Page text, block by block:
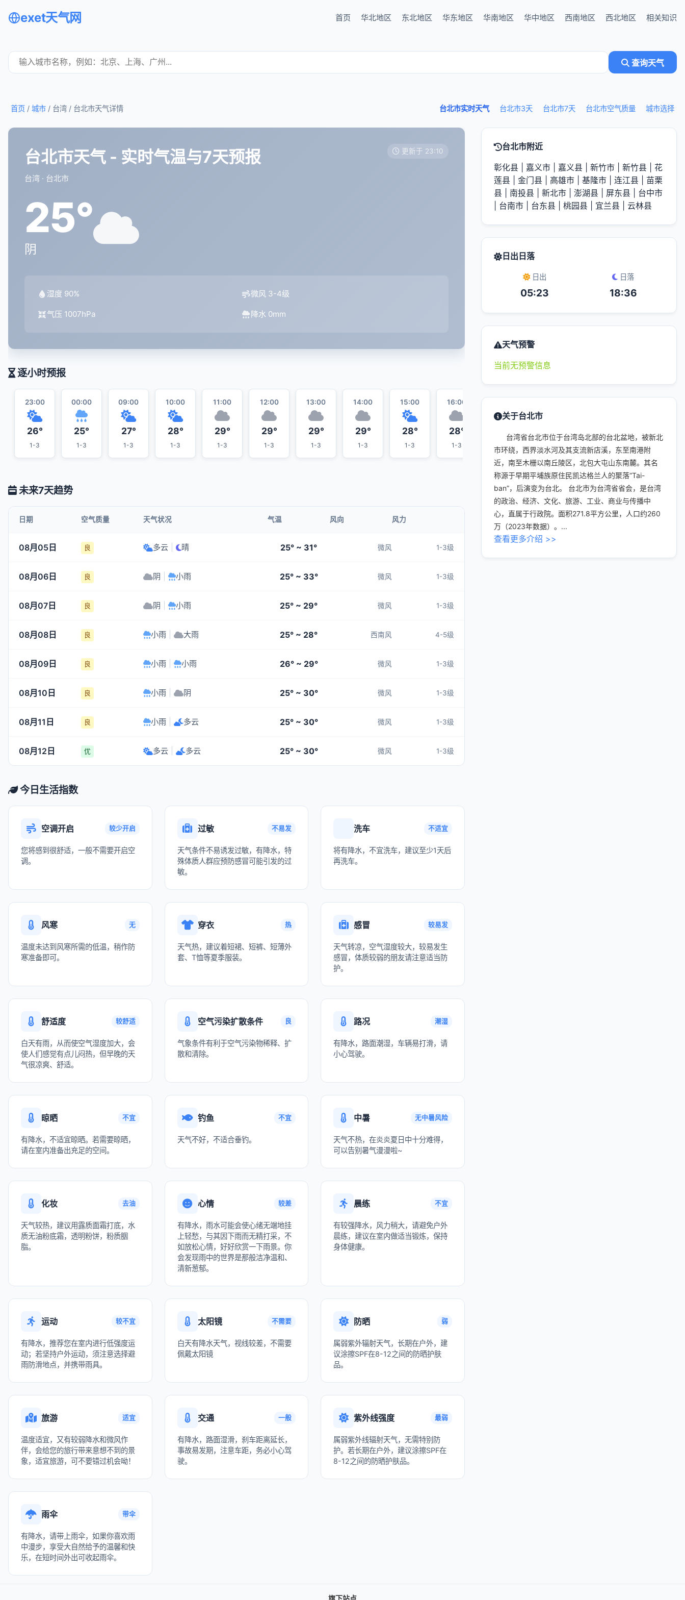
exet天气网 首页 华北地区 东北地区 华东地区 华南地区 华中地区 西南地区 西北地区 相关知识
查询天气
台北市实时天气 台北市3天 台北市7天 台北市空气质量 城市选择
首页 / 城市 / 台湾 / 台北市天气详情
台北市天气 - 实时气温与7天预报
台湾 · 台北市
更新于 23:10
25°
阴
湿度 90% 微风 3-4级
气压 1007hPa 降水 0mm
逐小时预报
23:00
26°
1-3
00:00
25°
1-3
09:00
27°
1-3
10:00
28°
1-3
11:00
29°
1-3
12:00
29°
1-3
13:00
29°
1-3
14:00
29°
1-3
15:00
28°
1-3
16:00
28°
1-3 1-3 1-3 1-3 1-3
未来7天趋势
日期 空气质量 天气状况 气温 风向 风力
08月05日 良 多云 晴 25° ~ 31° 微风 1-3级
08月06日 良 阴 小雨 25° ~ 33° 微风 1-3级
08月07日 良 阴 小雨 25° ~ 29° 微风 1-3级
08月08日 良 小雨 大雨 25° ~ 28° 西南风 4-5级
08月09日 良 小雨 小雨 26° ~ 29° 微风 1-3级
08月10日 良 小雨 阴 25° ~ 30° 微风 1-3级
08月11日 良 小雨 多云 25° ~ 30° 微风 1-3级
08月12日 优 多云 多云 25° ~ 30° 微风 1-3级
今日生活指数
空调开启 较少开启
您将感到很舒适，一般不需要开启空
调。
过敏 不易发
天气条件不易诱发过敏，有降水，特
殊体质人群应预防感冒可能引发的过
敏。
洗车 不适宜
将有降水，不宜洗车，建议至少1天后
再洗车。
风寒 无
温度未达到风寒所需的低温，稍作防
寒准备即可。
穿衣 热
天气热，建议着短裙、短裤、短薄外
套、T恤等夏季服装。
感冒 较易发
天气转凉，空气湿度较大，较易发生
感冒，体质较弱的朋友请注意适当防
护。
舒适度 较舒适
白天有雨，从而使空气湿度加大，会
使人们感觉有点儿闷热，但早晚的天
气很凉爽、舒适。
空气污染扩散条件 良
气象条件有利于空气污染物稀释、扩
散和清除。
路况 潮湿
有降水，路面潮湿，车辆易打滑，请
小心驾驶。
晾晒 不宜
有降水，不适宜晾晒。若需要晾晒，
请在室内准备出充足的空间。
钓鱼 不宜
天气不好，不适合垂钓。
中暑 无中暑风险
天气不热，在炎炎夏日中十分难得，
可以告别暑气漫漫啦~
化妆 去油
天气较热，建议用露质面霜打底，水
质无油粉底霜，透明粉饼，粉质胭
脂。
心情 较差
有降水，雨水可能会使心绪无端地挂
上轻愁，与其因下雨而无精打采，不
如放松心情，好好欣赏一下雨景。你
会发现雨中的世界是那般洁净温和、
清新葱郁。
晨练 不宜
有较强降水，风力稍大，请避免户外
晨练，建议在室内做适当锻炼，保持
身体健康。
运动 较不宜
有降水，推荐您在室内进行低强度运
动；若坚持户外运动，须注意选择避
雨防滑地点，并携带雨具。
太阳镜 不需要
白天有降水天气，视线较差，不需要
佩戴太阳镜
防晒 弱
属弱紫外辐射天气，长期在户外，建
议涂擦SPF在8-12之间的防晒护肤
品。
旅游 适宜
温度适宜，又有较弱降水和微风作
伴，会给您的旅行带来意想不到的景
象，适宜旅游，可不要错过机会呦！
交通 一般
有降水，路面湿滑，刹车距离延长，
事故易发期，注意车距，务必小心驾
驶。
紫外线强度 最弱
属弱紫外线辐射天气，无需特别防
护。若长期在户外，建议涂擦SPF在
8-12之间的防晒护肤品。
雨伞 带伞
有降水，请带上雨伞，如果你喜欢雨
中漫步，享受大自然给予的温馨和快
乐，在短时间外出可收起雨伞。
台北市附近
彰化县 嘉义市 嘉义县 新竹市 新竹县
花
莲县
金门县 高雄市 基隆市 连江县
苗栗
县
南投县 新北市 澎湖县 屏东县
台中市
台南市 台东县 桃园县 宜兰县 云林县
日出日落
日出
05:23
日落
18:36
天气预警
当前无预警信息
关于台北市
台湾省台北市位于台湾岛北部的台北盆地，被新北
市环绕，西界淡水河及其支流新店溪，东至南港附
近，南至木栅以南丘陵区，北包大屯山东南麓。其名
称源于早期平埔族原住民凯达格兰人的聚落“Tai-
ban”，后演变为台北。 台北市为台湾省省会，是台湾
的政治、经济、文化、旅游、工业、商业与传播中
心，直属于行政院。面积271.8平方公里，人口约260
万（2023年数据）。...
查看更多介绍 >>
旗下站点